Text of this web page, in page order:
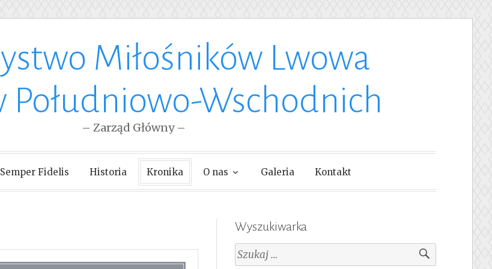
Miłośników Lwowa
Południowo-Wschodnich
– Zarząd Główny –
Semper Fidelis Historia Kronika O nas Galeria Kontakt
Wyszukiwarka
Szukaj: